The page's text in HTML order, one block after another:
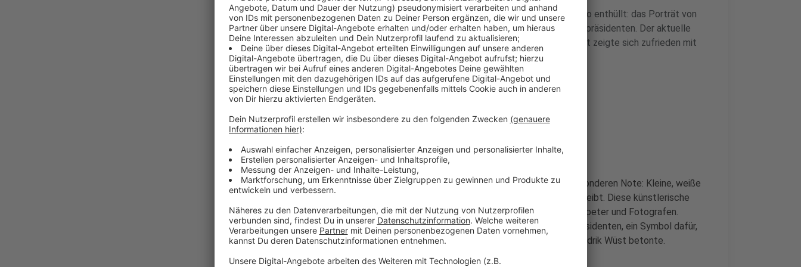
Im Gebäude am Horion-Platz 1 in Düsseldorf wurde ein neues Foto enthüllt: das Porträt von
Armin Laschet für die Ahnengalerie der ehemaligen NRW-Ministerpräsidenten. Der aktuelle
Ministerpräsident Hendrik Wüst präsentierte das Bild, und Laschet zeigte sich zufrieden mit
dem Ergebnis.
Anzeige
Einzigartiges Fotodesign
Das Porträt ist ein klassisches Schwarz-Weiß-Foto mit einer besonderen Note: Kleine, weiße
Punkte durchziehen das Bild, während Laschets Gesicht scharf bleibt. Diese künstlerische
Gestaltung stammt von Till Brönner, einem bekannten Jazz-Trompeter und Fotografen.
Laschets Bild hängt nun in der Galerie der ehemaligen Ministerpräsidenten, ein Symbol dafür,
dass Macht in der Demokratie nur auf Zeit verliehen wird, wie Hendrik Wüst betonte.
Anzeige